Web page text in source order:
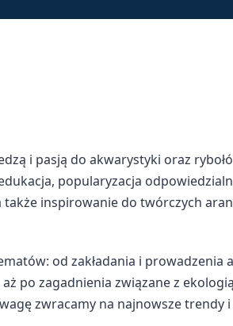
i pasją do akwarystyki oraz
popularyzacja
inspirowanie do twórczych
od zakładania i prowadzenia
po zagadnienia związane z
zwracamy na najnowsze trendy